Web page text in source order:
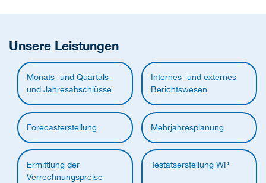
Unsere Leistungen
Monats- und Quartals-
und Jahresabschlüsse
Internes- und externes
Berichtswesen
Forecasterstellung Mehrjahresplanung
Ermittlung der
Verrechnungspreise
Testatserstellung WP